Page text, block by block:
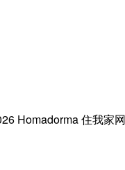
Homadorma 住我家网